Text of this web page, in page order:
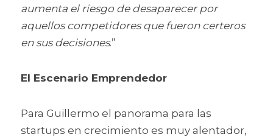
aumenta el riesgo de desaparecer por
aquellos competidores que fueron certeros
en sus decisiones.”
El Escenario Emprendedor
Para Guillermo el panorama para las
startups en crecimiento es muy alentador,